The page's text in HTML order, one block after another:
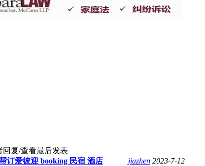
回复/查看最后发表
订爱彼迎 booking 民宿 酒店 jiazhen 2023-7-12